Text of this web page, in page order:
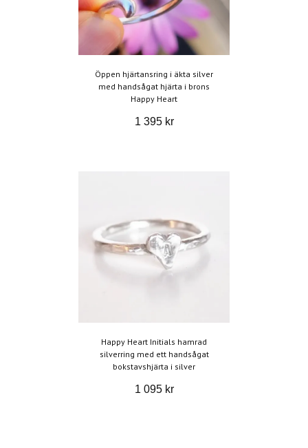
Öppen hjärtansring i äkta silver
med handsågat hjärta i brons
Happy Heart
1 395 kr
Happy Heart Initials hamrad
silverring med ett handsågat
bokstavshjärta i silver
1 095 kr